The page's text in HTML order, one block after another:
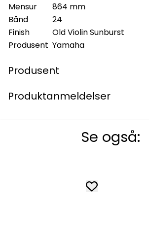
Mensur
864 mm
Bånd
24
Finish
Old Violin Sunburst
Produsent Yamaha
Produsent
Produktanmeldelser
Se også: